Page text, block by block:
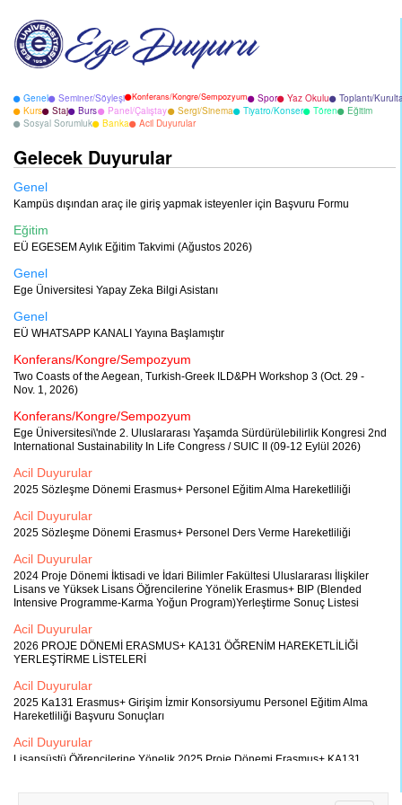
Genel Seminer/Söyleşi Konferans/Kongre/Sempozyum Spor Yaz Okulu
Toplantı/
Kurs
Staj Burs Panel/Çalıştay Sergi/Sinema Tiyatro/Konser Tören
Eğitim
Sosyal Sorumluk
Banka Acil Duyurular
Gelecek Duyurular
Genel
Kampüs dışından araç ile giriş yapmak isteyenler için Başvuru Formu
Eğitim
EÜ EGESEM Aylık Eğitim Takvimi (Ağustos 2026)
Genel
Ege Üniversitesi Yapay Zeka Bilgi Asistanı
Genel
EÜ WHATSAPP KANALI Yayına Başlamıştır
Konferans/Kongre/Sempozyum
Two Coasts of the Aegean, Turkish-Greek ILD&PH Workshop 3 (Oct. 29 -
Nov. 1, 2026)
Konferans/Kongre/Sempozyum
Ege Üniversitesi\'nde 2. Uluslararası Yaşamda Sürdürülebilirlik Kongresi 2nd
International Sustainability In Life Congress / SUIC II (09-12 Eylül 2026)
Acil Duyurular
2025 Sözleşme Dönemi Erasmus+ Personel Eğitim Alma Hareketliliği
Acil Duyurular
2025 Sözleşme Dönemi Erasmus+ Personel Ders Verme Hareketliliği
Acil Duyurular
2024 Proje Dönemi İktisadi ve İdari Bilimler Fakültesi Uluslararası İlişkiler
Lisans ve Yüksek Lisans Öğrencilerine Yönelik Erasmus+ BIP (Blended
Intensive Programme-Karma Yoğun Program)Yerleştirme Sonuç Listesi
Acil Duyurular
2026 PROJE DÖNEMİ ERASMUS+ KA131 ÖĞRENİM HAREKETLİLİĞİ
YERLEŞTİRME LİSTELERİ
Acil Duyurular
2025 Ka131 Erasmus+ Girişim İzmir Konsorsiyumu Personel Eğitim Alma
Hareketliliği Başvuru Sonuçları
Acil Duyurular
Lisansüstü Öğrencilerine Yönelik 2025 Proje Dönemi Erasmus+ KA131